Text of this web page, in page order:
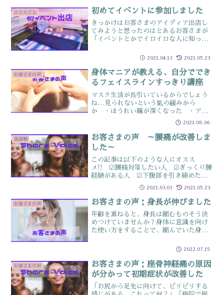
ひとりごと 初めてイベントに参加しました
きっかけはお客さまのアイディア出店し
てみようと思ったのはとあるお客さまが
「イベントとかでイロイロな人に知って
コトからでしたビビりなので「そんなと
もらうにはある意味ベスト...
2021.04.13 2021.05.23
お客さまの声
身体マニアが教える、自分ででき
るフェイスラインすっきり講座
マスク生活が長引いているからでしょう
ね…見られないという氣の緩みから
か ・ほうれい線が深くなった ・アゴ
のたるみが増えたというご相談が増えて
いますAngel-heart 人と犬のアロマセ
ラピスト塚原小百合さんとコラボセミナ
ー（全3回）2回目...
2021.08.06
美姿勢
お客さまの声 ～腰痛が改善しま
した～
この記事は以下のような人にオスス
メ!! ☑腰痛対策したい人 ☑ぎっくり腰
経験がある人 ☑下腹部を引き締めたい
人「ぎっくり腰になりそうなのでレッス
ンにきました」レッスンに来られるお客
さまのセリフです「なりそうだから」じ
ゃなくて私的には、家でも...
2021.03.03 2021.05.23
お客さまの声 お客さまの声：身長が伸びました
年齢を重ねると、身長は縮むものそう決
めつけていませんか？身体に意識を向け
た使い方をすることで、縮んでいた身長
実際に健康診断で身長が戻った方のお声
ススメ!! ☑身...
2022.07.15
お客さまの声
お客さまの声：座骨神経痛の原因
が分かって初期症状が改善した
「お尻から足先に向けて、ピリピリする